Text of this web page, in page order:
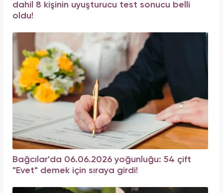
dahil 8 kişinin uyuşturucu test sonucu belli
oldu!
Bağcılar'da 06.06.2026 yoğunluğu: 54 çift
"Evet" demek için sıraya girdi!